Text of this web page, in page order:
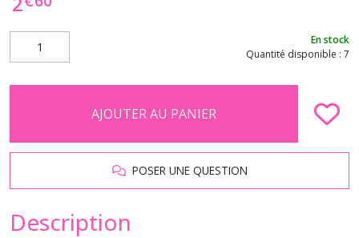
En stock
Quantité disponible : 7
AJOUTER AU PANIER
POSER UNE QUESTION
Description